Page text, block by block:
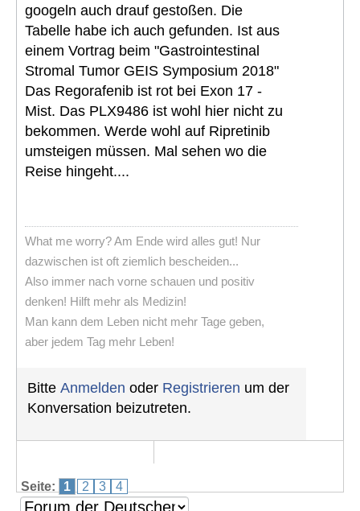
googeln auch drauf gestoßen. Die
Tabelle habe ich auch gefunden. Ist aus
einem Vortrag beim "Gastrointestinal
Stromal Tumor GEIS Symposium 2018"
Das Regorafenib ist rot bei Exon 17 -
Mist. Das PLX9486 ist wohl hier nicht zu
bekommen. Werde wohl auf Ripretinib
umsteigen müssen. Mal sehen wo die
Reise hingeht....
What me worry? Am Ende wird alles gut! Nur
dazwischen ist oft ziemlich bescheiden...
Also immer nach vorne schauen und positiv
denken! Hilft mehr als Medizin!
Man kann dem Leben nicht mehr Tage geben,
aber jedem Tag mehr Leben!
Bitte Anmelden oder Registrieren um der
Konversation beizutreten.
Seite: 1 2 3 4